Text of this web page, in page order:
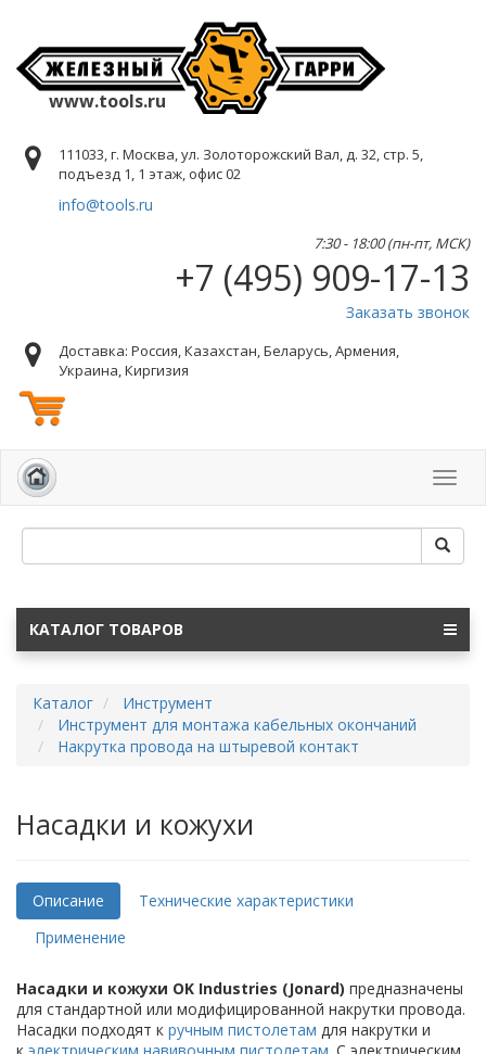
www.tools.ru
111033, г. Москва, ул. Золоторожский Вал, д. 32, стр. 5,
подъезд 1, 1 этаж, офис 02
info@tools.ru
7:30 - 18:00 (пн-пт, МСК)
+7 (495) 909-17-13
Заказать звонок
Доставка: Россия, Казахстан, Беларусь, Армения,
Украина, Киргизия
КАТАЛОГ ТОВАРОВ
Каталог
Инструмент
Инструмент для монтажа кабельных окончаний
Накрутка провода на штыревой контакт
Насадки и кожухи
Описание
Технические характеристики
Применение
Насадки и кожухи OK Industries (Jonard) предназначены
для стандартной или модифицированной накрутки провода.
Насадки подходят к ручным пистолетам для накрутки и